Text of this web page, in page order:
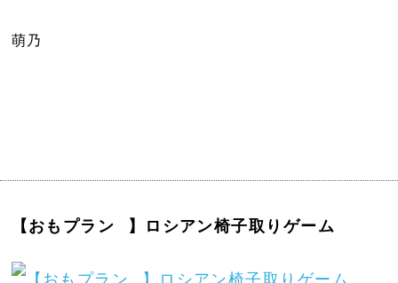
萌乃
【おもプラン⠀】ロシアン椅子取りゲーム